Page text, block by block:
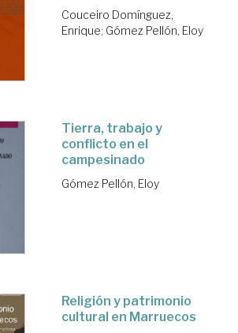
Couceiro Domínguez,
Enrique; Gómez Pellón, Eloy
Tierra, trabajo y
conflicto en el
campesinado
Gómez Pellón, Eloy
Religión y patrimonio
cultural en Marruecos